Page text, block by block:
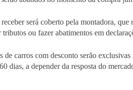
será coberto pela montadora,
ou fazer abatimentos em
carros com desconto serão
dias, a depender da resposta do